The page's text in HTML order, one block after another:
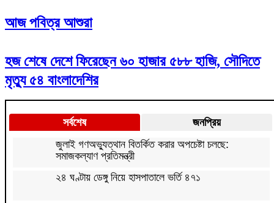
আজ পবিত্র আশুরা
হজ শেষে দেশে ফিরেছেন ৬০ হাজার ৫৮৮ হাজি, সৌদিতে
মৃত্যু ৫৪ বাংলাদেশির
সর্বশেষ
জনপ্রিয়
জুলাই গণঅভ্যুত্থান বিতর্কিত করার অপচেষ্টা চলছে:
সমাজকল্যাণ প্রতিমন্ত্রী
২৪ ঘণ্টায় ডেঙ্গু নিয়ে হাসপাতালে ভর্তি ৪৭১